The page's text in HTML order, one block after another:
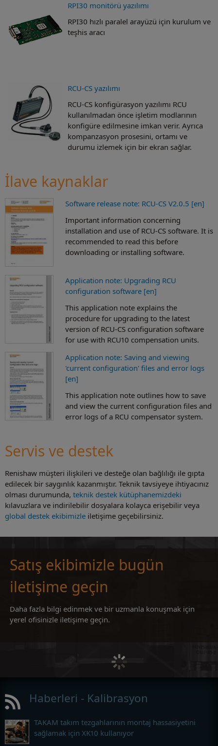
RPI30 monitörü yazılımı
RPI30 hızlı paralel arayüzü için kurulum ve
teşhis aracı
RCU-CS yazılımı
RCU-CS konfigürasyon yazılımı RCU
kullanılmadan önce işletim modlarının
konfigüre edilmesine imkan verir. Ayrıca
kompanzasyon prosesini, ortamı ve
durumu izlemek için bir ekran sağlar.
İlave kaynaklar
Software release note: RCU-CS V2.0.5 [en]
Important information concerning
installation and use of RCU-CS software. It is
recommended to read this before
downloading or installing software.
Application note: Upgrading RCU
configuration software [en]
This application note explains the
procedure for upgrading to the latest
version of RCU-CS configuration software
for use with RCU10 compensation units.
Application note: Saving and viewing
'current configuration' files and error logs
[en]
This application note outlines how to save
and view the current configuration files and
error logs of a RCU compensator system.
Servis ve destek
Renishaw müşteri ilişkileri ve desteğe olan bağlılığı ile gıpta
edilecek bir saygınlık kazanmıştır. Teknik tavsiyeye ihtiyacınız
olması durumunda, teknik destek kütüphanemizdeki
kılavuzlara ve indirilebilir dosyalara kolayca erişebilir veya
global destek ekibimizle iletişime geçebilirsiniz.
Satış ekibimizle bugün
iletişime geçin
Daha fazla bilgi edinmek ve bir uzmanla konuşmak için
yerel ofisinizle iletişime geçin.
Haberleri - Kalibrasyon
TAKAM takım tezgahlarının montaj hassasiyetini
sağlamak için XK10 kullanıyor